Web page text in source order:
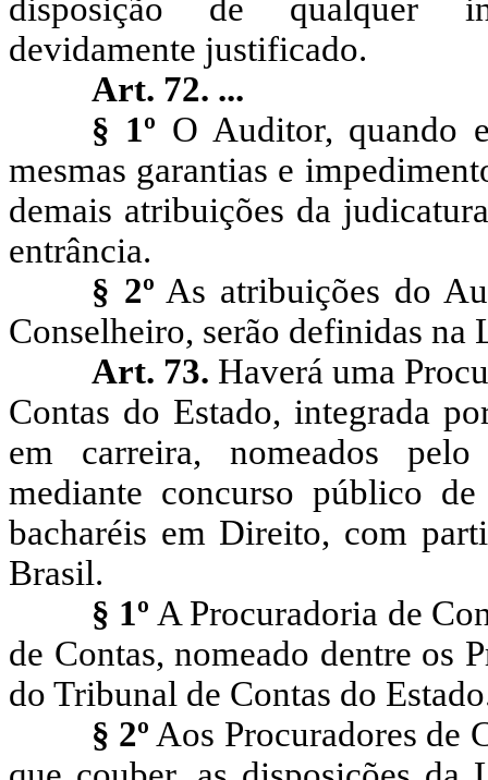
disposição de qualquer
devidamente justificado.
Art. 72. ...
§ 1º O Auditor, quando
mesmas garantias e
demais atribuições da
entrância.
§ 2º As atribuições do
Conselheiro, serão definidas
Art. 73. Haverá uma
Contas do Estado, integrada
em carreira, nomeados
mediante concurso público
bacharéis em Direito, com
Brasil.
§ 1º A Procuradoria de
de Contas, nomeado dentre os
do Tribunal de Contas do
§ 2º Aos Procuradores de